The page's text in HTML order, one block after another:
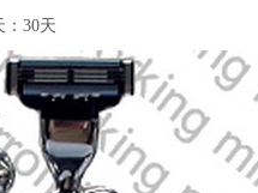
：30天